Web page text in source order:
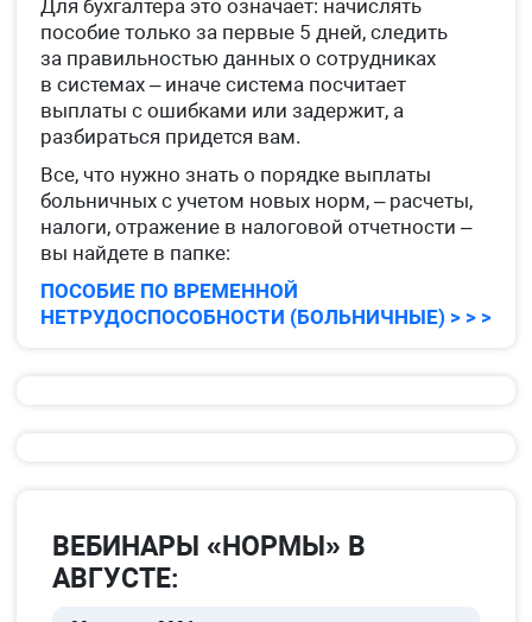
Для бухгалтера это означает: начислять
пособие только за первые 5 дней, следить
за правильностью данных о сотрудниках
в системах – иначе система посчитает
выплаты с ошибками или задержит, а
разбираться придется вам.
Все, что нужно знать о порядке выплаты
больничных с учетом новых норм, – расчеты,
налоги, отражение в налоговой отчетности –
вы найдете в папке:
ПОСОБИЕ ПО ВРЕМЕННОЙ
НЕТРУДОСПОСОБНОСТИ (БОЛЬНИЧНЫЕ) > > >
ВЕБИНАРЫ «НОРМЫ» В
АВГУСТЕ: